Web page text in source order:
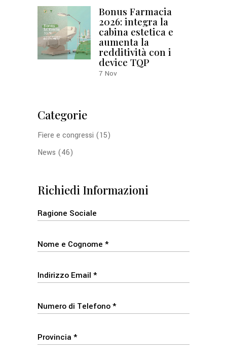
Bonus Farmacia
2026: integra la
cabina estetica e
aumenta la
redditività con i
device TQP
7 Nov
Categorie
Fiere e congressi (15)
News (46)
Richiedi Informazioni